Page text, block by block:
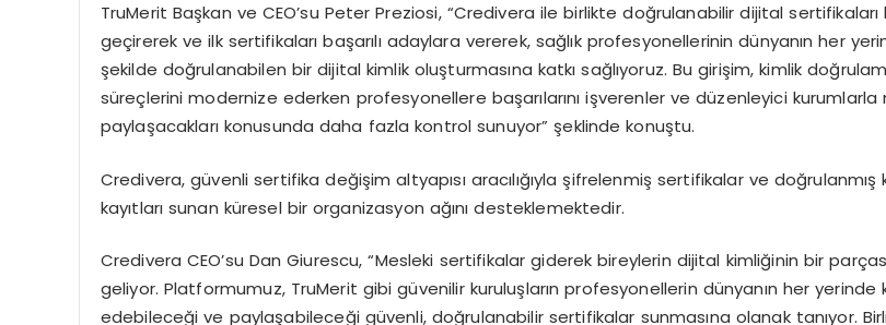
TruMerit Başkan ve CEO’su Peter Preziosi, “Credivera ile birlikte doğrulanabilir dijital sertifikaları
geçirerek ve ilk sertifikalarıbaşarılı adaylara vererek, sağlık profesyonellerinin dünyanın her
şekilde doğrulanabilen bir dijital kimlik oluşturmasına katkısağlıyoruz. Bu girişim, kimlik doğ
süreçlerini modernize ederken profesyonellere başarılarınıişverenler ve düzenleyici kurumlarla
paylaşacakları konusunda daha fazla kontrol sunuyor” şeklinde konuştu.
Credivera, güvenli sertifika değişim altyapısı aracılığıyla şifrelenmiş sertifikalar ve doğrulanmış
kayıtlarısunan küresel bir organizasyon ağınıdesteklemektedir.
Credivera CEO’su Dan Giurescu, “Mesleki sertifikalar giderek bireylerin dijital kimliğinin bir parç
geliyor. Platformumuz, TruMerit gibi güvenilir kuruluşların profesyonellerin dünyanın her yerinde
edebileceği ve paylaşabileceği güvenli, doğrulanabilir sertifikalar sunmasına olanak tanıyor.